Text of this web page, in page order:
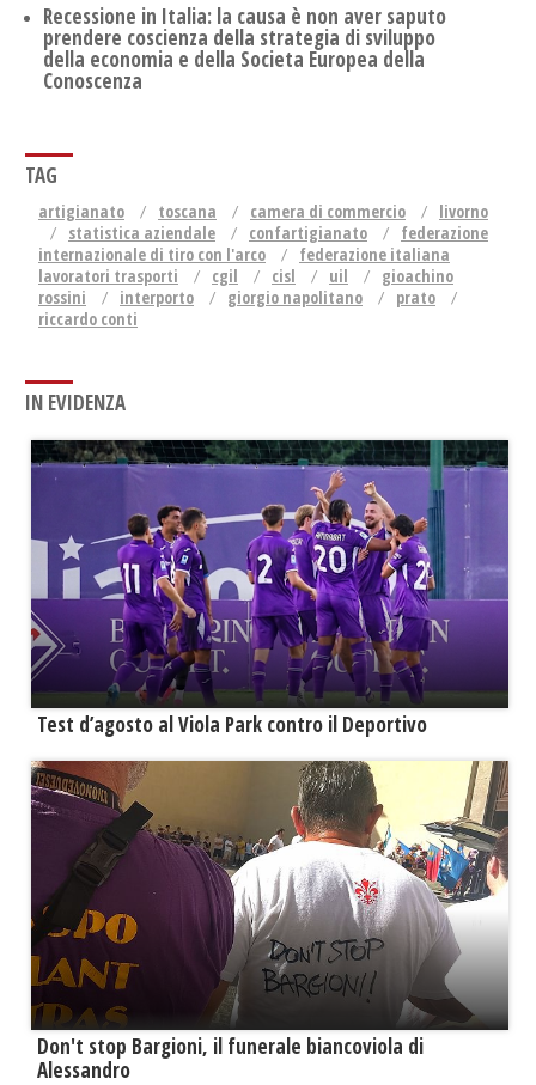
Recessione in Italia: la causa è non aver saputo
prendere coscienza della strategia di sviluppo
della economia e della Societa Europea della
Conoscenza
TAG
artigianato toscana camera di commercio
livorno
statistica aziendale
confartigianato
federazione
internazionale di tiro con l'arco
federazione italiana
lavoratori trasporti
cgil cisl uil
gioachino
rossini
interporto giorgio napolitano
prato
riccardo conti
IN EVIDENZA
Test d’agosto al Viola Park contro il Deportivo
Don't stop Bargioni, il funerale biancoviola di
Alessandro